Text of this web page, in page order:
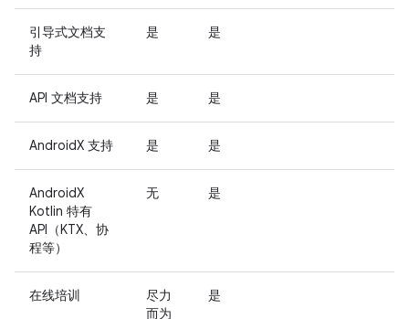
引导式文档支
持
是 是
API 文档支持 是 是
AndroidX 支持 是 是
AndroidX
Kotlin 特有
API（KTX、协
程等）
无 是
在线培训
尽力
而为
是